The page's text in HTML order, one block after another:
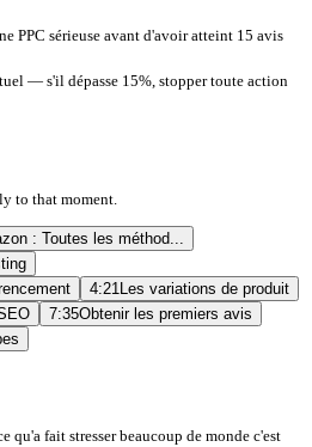
PPC sérieuse avant d'avoir atteint 15 avis
— s'il dépasse 15%, stopper toute action
to that moment.
: Toutes les méthod...
4:21
Les variations de produit
7:35Obtenir les premiers avis
positif c'est des testeurs neutres ils ont aucune pression ils reçoivent aucune compensation donc vous avez aucune garantie d'avoir ça honnêtement si ça vous pose problème posez-vous la question de la qualité de votre produit c'est à dire que les testeurs à la fin ils ont pas d'intérêt à vous défoncer donc si ce qui est bien c'est qu'il rédige des avis très très longs donc c'est des feedbacks qui peuvent être très très intéressants sur les potentiels améliorations de votre produit c'est comme ça que j'avais détecté que j'avais un lot avec des erreurs quand j'avais envoyé ça aux États-Unis j'avais réussi à faire détruire la cargaison avant de me faire défoncer par la suite et créer un nouveau listing ça m'avait sauver mais sachez que si vous avez des avis négatifs avec le programme VIP vous aurez des avis négatifs plus tard à vos clients c'est sûr et vous pouvez avoir jusqu'à 30 avis maximum alors je vous montre comment ça marche vous vous rendez sur Amazon vous allez dans le menu hamburger vous allez dans annonce et vous avez le programme si vous le voyez pas si vous n'êtes votre marque n'est pas inscrite vous appuyez sur Commencer inscrire des produits dans vine dès aujourd'hui vous allez saisir votre avis ici en haut à droite vous appuyez sur Commencer l'inscription et vous pouvez rentrer votre produit petit détail que vous devez savoir est-ce que je dois donner 5 10 15 30 produits à vous de voir moi maintenant je mets que le maximum tout simplement parce que déjà j'ai rentré 30 produits mais j'ai eu que 27 retours donc c'est un peu bizarre mais ils n'ont pas d'obligation de laisser un avis au final ils finissent par se faire virer là par exemple c'était quasiment imperfecte j'ai eu 29 avis pour 30 produits mais là là j'en avais quand même perdu 4 donc si vous donnez que 10 produits mais qu'au final vous avez que cette commentaire honnêtement c'est pas terrible on considère que un produit il est prêt pour être vendu quand il a 15 commentaires 15 commentaires c'est le chiffre nous donne Amazon en disant voilà là vous avez plus de baisse de taux de conversion dû au manque d'avis ça veut dire que vous pouvez envoyer la pub plein pot vous allez pas jeter votre argent par les fenêtres donc ça pour info je on utilise pour tous les produits tout mes lancements c'est prévu dans mes coups sachez que la première cargaison vaut 200 300 premières pièces c'est rare de faire de la marge dessus entre le prix que vous allez tomber pour le lancement entre les frais du photographe par exemple amortir les frais du designer et le programme vine c'est rare quand en général la marge et vous revienne mais si à la fin votre produit il est tout en haut des recherches que vous avez validé votre idée produit et que vous pouvez sereinement recommander un stock et que vous allez vendre ce produit pendant plusieurs années je vous assure vous n'êtes pas à ça près il faut être prêt à dépenser de l'argent pour en gagner c'est la base de tout investissement et Amazon ça n'échappe pas à la règle alors autre chose qui peut aider le on peut envoyer un email standardisé par Amazon pour demander à la vie tout simplement mais il faut appuyer sur un bouton manuellement sur chaque commande donc je vais vous montrer comment faire vous vous rendez dans gérer les commandes vous allez dans le menu hamburger vous allez dans commande gérer les commandes j'ai eu un bug hop vous atterrissez ici et alors quand les commandes sont en attente vous ne pouvez pas le faire ça veut dire qu'elle est pas encore arrivée mais quand vous avez une commande avec le règlement effectuer vous pouvez la sélectionner vous accédez au portail et ici vous avez un bouton avec marqué demander un avis vous cliquez dessus et en fait Amazon envoie un mail au client de stress standardisé vous pouvez pas le modifier et vous demandant la vie ça peut aider on le verra un peu plus tard c'est extrêmement long extrêmement chronophage mais bon au début de votre aventure bien sûr faites-le pour les personnes qui vont devenir fou à force de faire ça si vous avez hélium 10 vous pouvez automatiser cette tâche en utilisant ici la fonction follow up email automation tool et en fait tout simplement ce process va être automatisé dans la gamme 10 ils vont appuyer sur ce bouton à votre place très utile jungle scout le propose j'utilise sailorboard si moi pour toute ma gestion comptable et il le aussi donc c'est une fonction qu'on retrouve quand même dans pas mal d'outils pour automatiser pas avoir le faire à la main ça c'est ma technique préférée elle est franchement imbattable il y a pas de problème je vous renvoie sur la photo sur délivré vous mettez un flyer vous offrez quelque chose en plus vous jouez sur le sentiment de réciprocité et vous mettez un QR code avec un lien spécifique qui est dans la vidéo Comment sur délivrer la personne reçoit un produit gratuit elle est reconnaissante vous faites un cadeau vous lui demandez de prendre trois secondes pour flasher un code et vous mettre cinq étoiles et ça c'est complet si vous précise si vous n'en citez pas la personne à laisser un avis 5 étoiles et que vous lui proposez rien pas de cadeau pas de 10 40 en échange d'un bon avis c'est compliant avec Amazon c'est légal vous faites vous sur délivrer vous demandez vous demander un avis avec un QR code et en plus vous utilisez le programme vine franchement là vous allez faire la carton vous allez avoir un taux d'Avis qui est nettement supérieur et peut-être que vous allez tout simplement doubler